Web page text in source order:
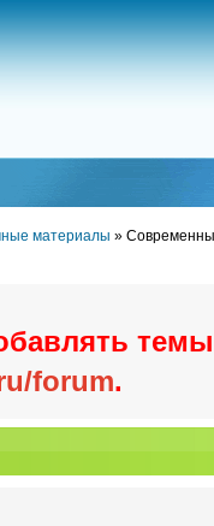
материалы »
forum.